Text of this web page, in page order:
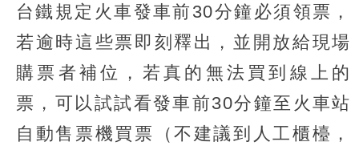
台鐵規定火車發車前30分鐘必須領票，
若逾時這些票即刻釋出，並開放給現場
購票者補位，若真的無法買到線上的
票，可以試試看發車前30分鐘至火車站
自動售票機買票（不建議到人工櫃檯，